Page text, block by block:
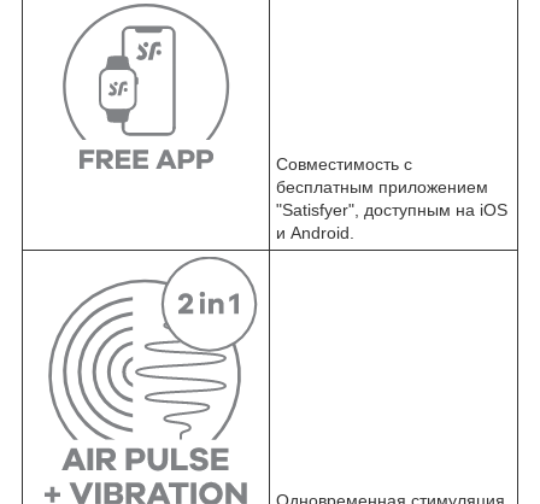
Совместимость с
бесплатным приложением
"Satisfyer", доступным на iOS
и Android.
Одновременная стимуляция